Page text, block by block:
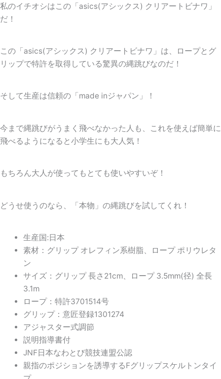
私のイチオシはこの「asics(アシックス) クリアートビナワ 」
だ！
この「asics(アシックス) クリアートビナワ」は、ロープとグ
リップで特許を取得している驚異の縄跳びなのだ！
そして生産は信頼の「 made inジャパン 」！
今まで縄跳びがうまく飛べなかった人も、これを使えば簡単に
飛べるようになると小学生にも大人気！
もちろん大人が使ってもとても使いやすいぞ！
どうせ使うのなら、「本物」の縄跳びを試してくれ！
生産国:日本
素材：グリップ オレフィン系樹脂、ロープ ポリウレタ
ン
サイズ：グリップ 長さ21cm、ロープ 3.5mm(径) 全長
3.1m
ロープ：特許3701514号
グリップ：意匠登録1301274
アジャスター式調節
説明指導書付
JNF日本なわとび競技連盟公認
親指のポジションを誘導するFグリップスケルトンタイ